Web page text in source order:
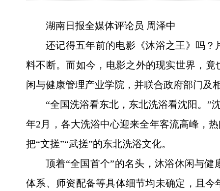
湖南日报全媒体评论员 周泽中
还记得五年前的电影《沐浴之王》吗
料不断。而如今，电影之外的现实世界，
闲与健康管理产业学院，并联合政府部门及
“全国洗浴看东北，东北洗浴看沈阳。”
年2月，各大洗浴中心迎来全年客流高峰，
把“文搓”“武搓”的东北洗浴文化。
顶着“全国首个”的名头，沐浴休闲与
体系、师资配备等具体细节均未确定，且